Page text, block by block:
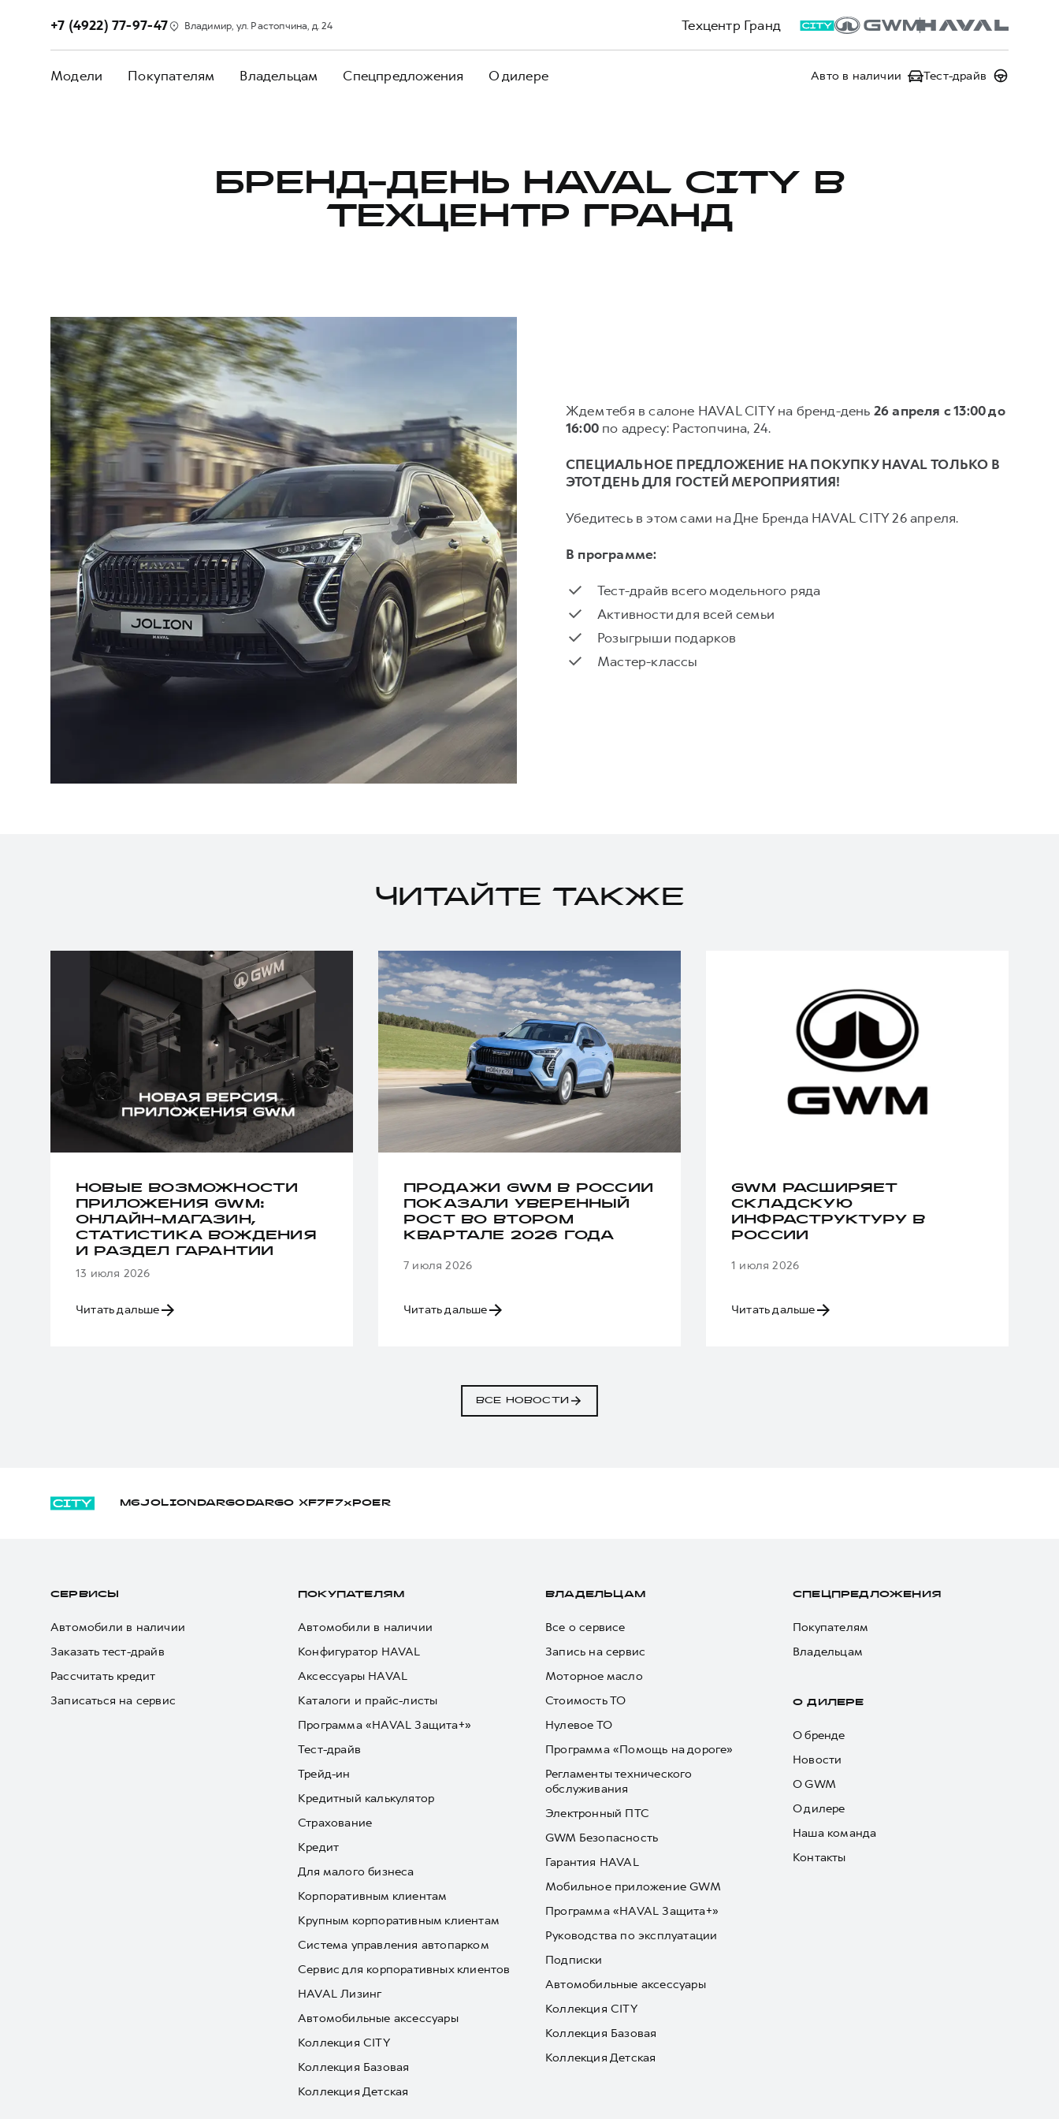
Техцентр Гранд
+7 (4922) 77-97-47 Владимир, ул. Растопчина, д. 24
Модели Покупателям Владельцам Спецпредложения О дилере Авто в наличии Тест-драйв
БРЕНД-ДЕНЬ HAVAL CITY В
ТЕХЦЕНТР ГРАНД
Ждем тебя в салоне HAVAL CITY на бренд-день 26 апреля с 13:00 до
16:00 по адресу: Растопчина, 24.
СПЕЦИАЛЬНОЕ ПРЕДЛОЖЕНИЕ НА ПОКУПКУ HAVAL ТОЛЬКО В
ЭТОТ ДЕНЬ ДЛЯ ГОСТЕЙ МЕРОПРИЯТИЯ!
Убедитесь в этом сами на Дне Бренда HAVAL СITY 26 апреля.
В программе:
Тест-драйв всего модельного ряда
Активности для всей семьи
Розыгрыши подарков
Мастер-классы
ЧИТАЙТЕ ТАКЖЕ
НОВЫЕ ВОЗМОЖНОСТИ
ПРИЛОЖЕНИЯ GWM:
ОНЛАЙН-МАГАЗИН,
СТАТИСТИКА ВОЖДЕНИЯ
И РАЗДЕЛ ГАРАНТИИ
13 июля 2026
Читать дальше
ПРОДАЖИ GWM В РОССИИ
ПОКАЗАЛИ УВЕРЕННЫЙ
РОСТ ВО ВТОРОМ
КВАРТАЛЕ 2026 ГОДА
7 июля 2026
Читать дальше
GWM РАСШИРЯЕТ
СКЛАДСКУЮ
ИНФРАСТРУКТУРУ В
РОССИИ
1 июля 2026
Читать дальше
ВСЕ НОВОСТИ
M6JOLION DARGO DARGO Х F7 F7x POER
СЕРВИСЫ
Автомобили в наличии
Заказать тест-драйв
Рассчитать кредит
Записаться на сервис
ПОКУПАТЕЛЯМ
Автомобили в наличии
Конфигуратор HAVAL
Аксессуары HAVAL
Каталоги и прайс-листы
Программа «HAVAL Защита+»
Тест-драйв
Трейд-ин
Кредитный калькулятор
Страхование
Кредит
Для малого бизнеса
Корпоративным клиентам
Крупным корпоративным клиентам
Система управления автопарком
Сервис для корпоративных клиентов
HAVAL Лизинг
Автомобильные аксессуары
Коллекция CITY
Коллекция Базовая
Коллекция Детская
ВЛАДЕЛЬЦАМ
Все о сервисе
Запись на сервис
Моторное масло
Стоимость ТО
Нулевое ТО
Программа «Помощь на дороге»
Регламенты технического
обслуживания
Электронный ПТС
GWM Безопасность
Гарантия HAVAL
Мобильное приложение GWM
Программа «HAVAL Защита+»
Руководства по эксплуатации
Подписки
Автомобильные аксессуары
Коллекция CITY
Коллекция Базовая
Коллекция Детская
СПЕЦПРЕДЛОЖЕНИЯ
Покупателям
Владельцам
О ДИЛЕРЕ
О бренде
Новости
О GWM
О дилере
Наша команда
Контакты